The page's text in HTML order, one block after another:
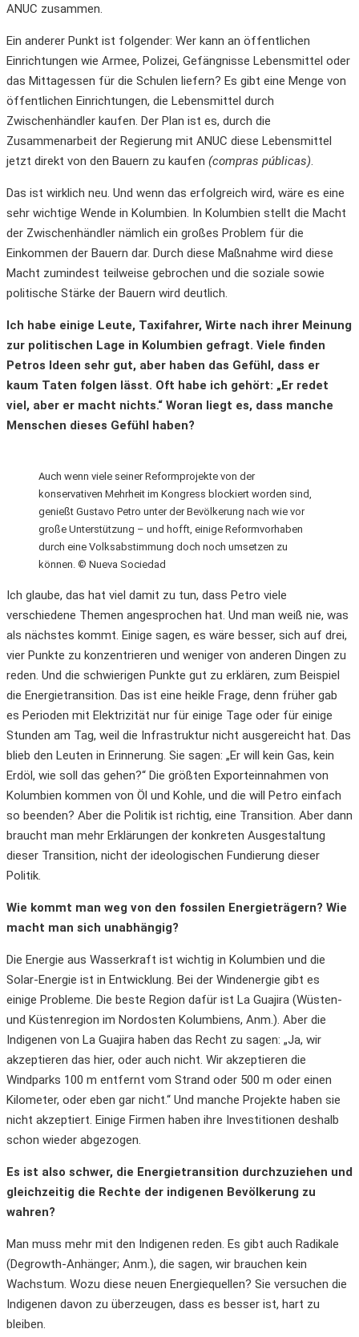
ANUC zusammen.
Ein anderer Punkt ist folgender: Wer kann an öffentlichen
Einrichtungen wie Armee, Polizei, Gefängnisse Lebensmittel oder
das Mittagessen für die Schulen liefern? Es gibt eine Menge von
öffentlichen Einrichtungen, die Lebensmittel durch
Zwischenhändler kaufen. Der Plan ist es, durch die
Zusammenarbeit der Regierung mit ANUC diese Lebensmittel
jetzt direkt von den Bauern zu kaufen (compras públicas).
Das ist wirklich neu. Und wenn das erfolgreich wird, wäre es eine
sehr wichtige Wende in Kolumbien. In Kolumbien stellt die Macht
der Zwischenhändler nämlich ein großes Problem für die
Einkommen der Bauern dar. Durch diese Maßnahme wird diese
Macht zumindest teilweise gebrochen und die soziale sowie
politische Stärke der Bauern wird deutlich.
Ich habe einige Leute, Taxifahrer, Wirte nach ihrer Meinung
zur politischen Lage in Kolumbien gefragt. Viele finden
Petros Ideen sehr gut, aber haben das Gefühl, dass er
kaum Taten folgen lässt. Oft habe ich gehört: „Er redet
viel, aber er macht nichts.“ Woran liegt es, dass manche
Menschen dieses Gefühl haben?
Auch wenn viele seiner Reformprojekte von der
konservativen Mehrheit im Kongress blockiert worden sind,
genießt Gustavo Petro unter der Bevölkerung nach wie vor
große Unterstützung – und hofft, einige Reformvorhaben
durch eine Volksabstimmung doch noch umsetzen zu
können. © Nueva Sociedad
Ich glaube, das hat viel damit zu tun, dass Petro viele
verschiedene Themen angesprochen hat. Und man weiß nie, was
als nächstes kommt. Einige sagen, es wäre besser, sich auf drei,
vier Punkte zu konzentrieren und weniger von anderen Dingen zu
reden. Und die schwierigen Punkte gut zu erklären, zum Beispiel
die Energietransition. Das ist eine heikle Frage, denn früher gab
es Perioden mit Elektrizität nur für einige Tage oder für einige
Stunden am Tag, weil die Infrastruktur nicht ausgereicht hat. Das
blieb den Leuten in Erinnerung. Sie sagen: „Er will kein Gas, kein
Erdöl, wie soll das gehen?“ Die größten Exporteinnahmen von
Kolumbien kommen von Öl und Kohle, und die will Petro einfach
so beenden? Aber die Politik ist richtig, eine Transition. Aber dann
braucht man mehr Erklärungen der konkreten Ausgestaltung
dieser Transition, nicht der ideologischen Fundierung dieser
Politik.
Wie kommt man weg von den fossilen Energieträgern? Wie
macht man sich unabhängig?
Die Energie aus Wasserkraft ist wichtig in Kolumbien und die
Solar-Energie ist in Entwicklung. Bei der Windenergie gibt es
einige Probleme. Die beste Region dafür ist La Guajira (Wüsten-
und Küstenregion im Nordosten Kolumbiens, Anm.). Aber die
Indigenen von La Guajira haben das Recht zu sagen: „Ja, wir
akzeptieren das hier, oder auch nicht. Wir akzeptieren die
Windparks 100 m entfernt vom Strand oder 500 m oder einen
Kilometer, oder eben gar nicht.“ Und manche Projekte haben sie
nicht akzeptiert. Einige Firmen haben ihre Investitionen deshalb
schon wieder abgezogen.
Es ist also schwer, die Energietransition durchzuziehen und
gleichzeitig die Rechte der indigenen Bevölkerung zu
wahren?
Man muss mehr mit den Indigenen reden. Es gibt auch Radikale
(Degrowth-Anhänger; Anm.), die sagen, wir brauchen kein
Wachstum. Wozu diese neuen Energiequellen? Sie versuchen die
Indigenen davon zu überzeugen, dass es besser ist, hart zu
bleiben.